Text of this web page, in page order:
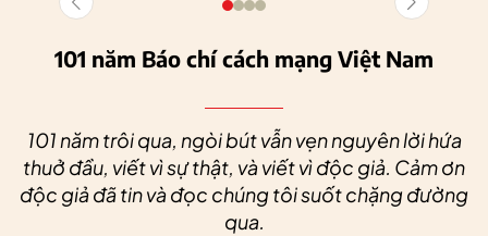
101 năm Báo chí cách mạng Việt Nam
101 năm trôi qua, ngòi bút vẫn vẹn nguyên lời hứa
thuở đầu, viết vì sự thật, và viết vì độc giả. Cảm ơn
độc giả đã tin và đọc chúng tôi suốt chặng đường
qua.